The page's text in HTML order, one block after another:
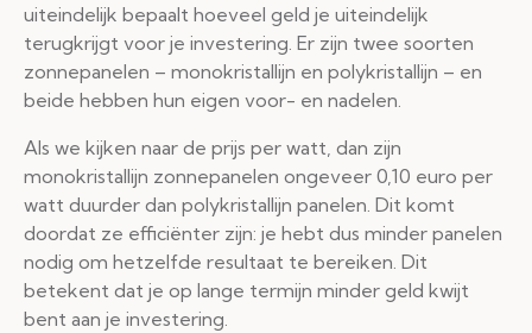
uiteindelijk bepaalt hoeveel geld je uiteindelijk
terugkrijgt voor je investering. Er zijn twee soorten
zonnepanelen – monokristallijn en polykristallijn – en
beide hebben hun eigen voor- en nadelen.
Als we kijken naar de prijs per watt, dan zijn
monokristallijn zonnepanelen ongeveer 0,10 euro per
watt duurder dan polykristallijn panelen. Dit komt
doordat ze efficiënter zijn: je hebt dus minder panelen
nodig om hetzelfde resultaat te bereiken. Dit
betekent dat je op lange termijn minder geld kwijt
bent aan je investering.